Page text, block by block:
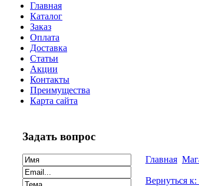
Главная
Каталог
Заказ
Оплата
Доставка
Статьи
Акции
Контакты
Преимущества
Карта сайта
Задать вопрос
Главная
Вернуться